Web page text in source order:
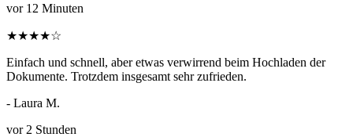
vor 12 Minuten
★★★★☆
Einfach und schnell, aber etwas verwirrend beim Hochladen der
Dokumente. Trotzdem insgesamt sehr zufrieden.
- Laura M.
vor 2 Stunden